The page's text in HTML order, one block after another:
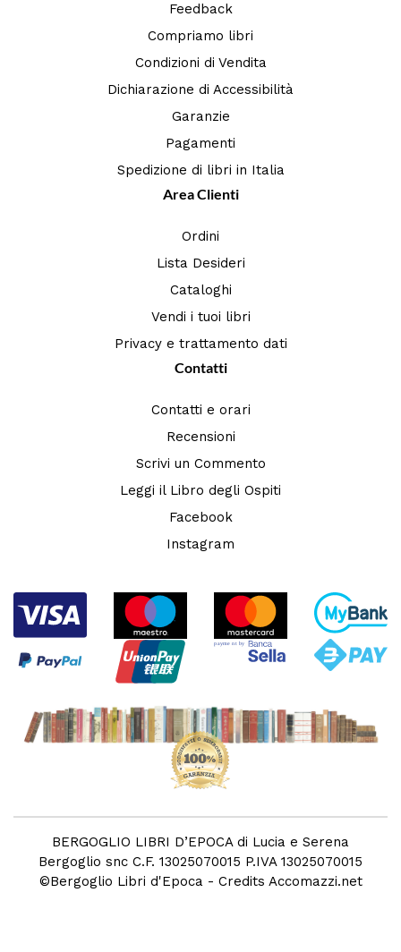
Feedback
Compriamo libri
Condizioni di Vendita
Dichiarazione di Accessibilità
Garanzie
Pagamenti
Spedizione di libri in Italia
Area Clienti
Ordini
Lista Desideri
Cataloghi
Vendi i tuoi libri
Privacy e trattamento dati
Contatti
Contatti e orari
Recensioni
Scrivi un Commento
Leggi il Libro degli Ospiti
Facebook
Instagram
BERGOGLIO LIBRI D’EPOCA di Lucia e Serena
Bergoglio snc C.F. 13025070015 P.IVA 13025070015
©Bergoglio Libri d'Epoca - Credits Accomazzi.net